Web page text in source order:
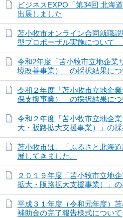
ビジネスEXPO「第34回 北海
出展しました
苫小牧市オンライン合同就職
型プロポーザル実施について
令和2年度「苫小牧市立地企業
境改善事業）」の採択結果につ
令和２年度「苫小牧市立地企
保支援事業）」の採択結果につ
令和２年度「苫小牧市立地企
大・販路拡大支援事業）」の
苫小牧市は、「ふるさと北海
展してきました。
２０１９年度「苫小牧市立地
拡大・販路拡大支援事業）」
平成３１年度（令和元年度）
補助金の完了報告様式について